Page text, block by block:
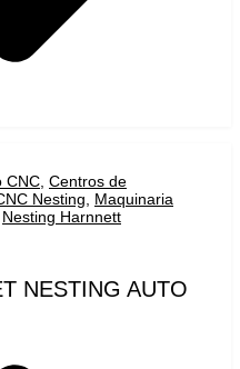
CNC, Centros de
Nesting, Maquinaria
Nesting Harnnett
NESTING AUTO